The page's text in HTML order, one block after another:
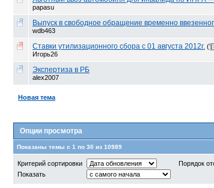
papasu
Выпуск в свободное обращение временно
wdb463
Ставки утилизационного сбора с 01 августа 2012г. (
Игорь26
Экспертиза в РБ
alex2007
Новая тема
Опции просмотра
Показаны темы с 1 по 30 из 10989
Критерий сортировки
Порядок
Показать